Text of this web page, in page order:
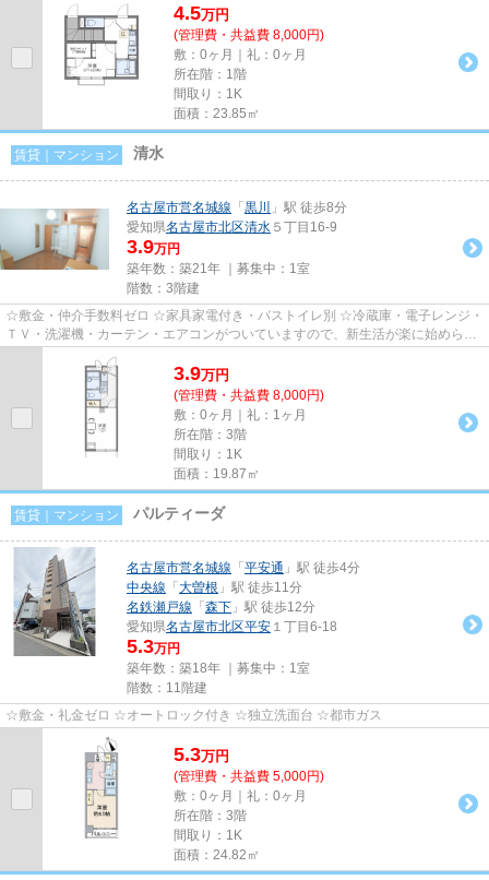
4.5万円
(管理費・共益費 8,000円)
敷：0ヶ月｜礼：0ヶ月
所在階：1階
間取り：1K
面積：23.85㎡
賃貸｜マンション 清水
名古屋市営名城線 「 黒川
」駅 徒歩8分
愛知県名古屋市北区清水 ５丁目16-9
3.9万円
築年数：築21年 ｜募集中： 1室
階数：3階建
☆敷金・仲介手数料ゼロ ☆家具家電付き・バストイレ別 ☆冷蔵庫・電子レンジ・
ＴＶ・洗濯機・カーテン・エアコンがついていますので、新生活が楽に始められ
3.9万円
(管理費・共益費 8,000円)
敷：0ヶ月｜礼：1ヶ月
所在階：3階
間取り：1K
面積：19.87㎡
賃貸｜マンション パルティーダ
名古屋市営名城線 「 平安通 」駅 徒歩4分
中央線 「 大曽根 」駅 徒歩11分
名鉄瀬戸線 「 森下 」駅 徒歩12分
愛知県名古屋市北区平安 １丁目6-18
5.3万円
築年数：築18年 ｜募集中： 1室
階数：11階建
☆敷金・礼金ゼロ ☆オートロック付き ☆独立洗面台 ☆都市ガス
5.3万円
(管理費・共益費 5,000円)
敷：0ヶ月｜礼：0ヶ月
所在階：3階
間取り：1K
面積：24.82㎡